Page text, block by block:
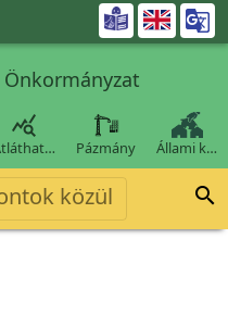

Önkormányzat

Pázmány Állami k…
közül 